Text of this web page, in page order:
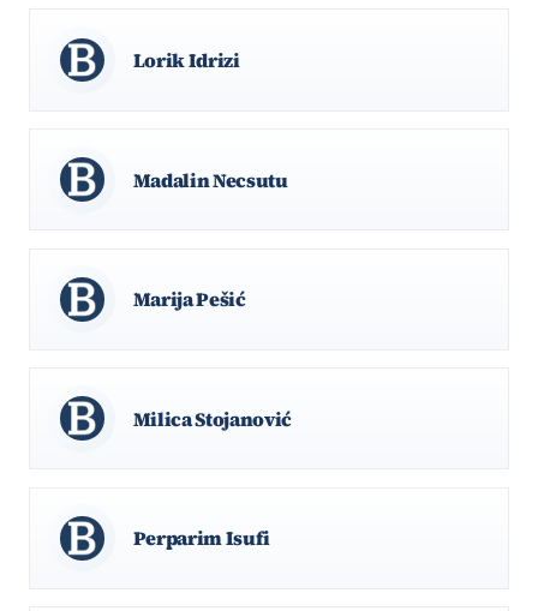
Lorik Idrizi
Madalin Necsutu
Marija Pešić
Milica Stojanović
Perparim Isufi